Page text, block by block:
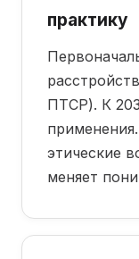
практику
ПТСР). К
этические
меняет